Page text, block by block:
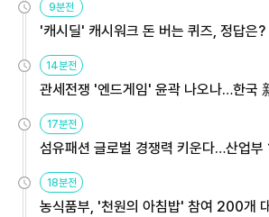
9분전
'캐시딜' 캐시워크 돈 버는 퀴즈, 정답은?
14분전
관세전쟁 '엔드게임' 윤곽 나오나…한국
용해야
17분전
섬유패션 글로벌 경쟁력 키운다…산업
원
18분전
농식품부, '천원의 아침밥' 참여 200개